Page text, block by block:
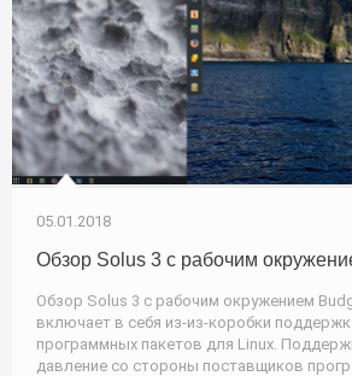
05.01.2018
Обзор Solus 3 с рабочим
Обзор Solus 3 с рабочим окружением
включает в себя из-из-коробки
программных пакетов для Linux.
давление со стороны поставщиков